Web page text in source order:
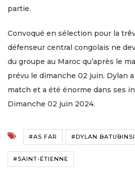
partie.
Convoqué en sélection pour la
défenseur central congolais ne
du groupe au Maroc qu’après le
prévu le dimanche 02 juin. Dylan
match et a été énorme dans ses
Dimanche 02 juin 2024.
#AS FAR #DYLAN
#SAINT-ÉTIENNE